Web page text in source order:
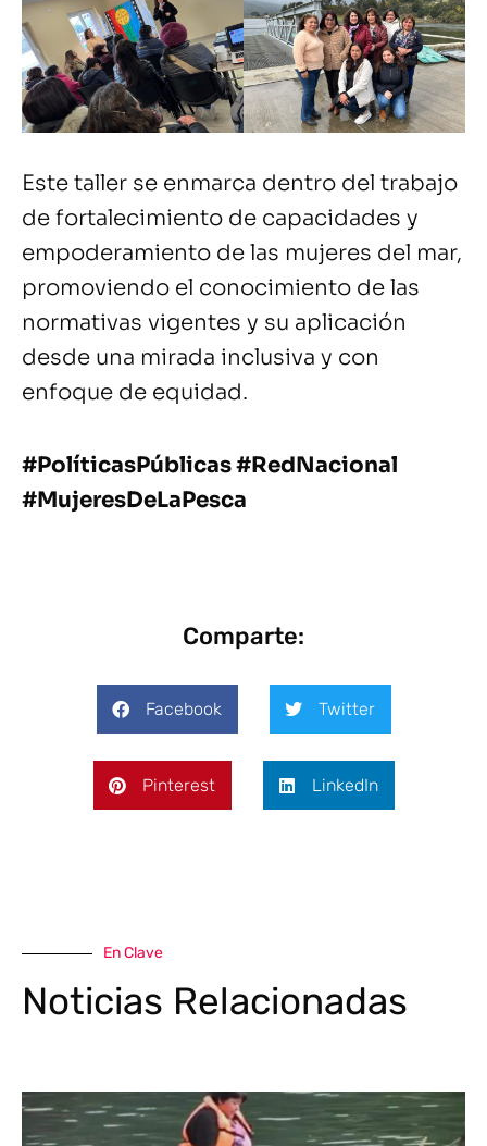
Este taller se enmarca dentro del trabajo
de fortalecimiento de capacidades y
empoderamiento de las mujeres del mar,
promoviendo el conocimiento de las
normativas vigentes y su aplicación
desde una mirada inclusiva y con
enfoque de equidad.
#PolíticasPúblicas #RedNacional
#MujeresDeLaPesca
Comparte:
Facebook Twitter
Pinterest LinkedIn
En Clave
Noticias Relacionadas